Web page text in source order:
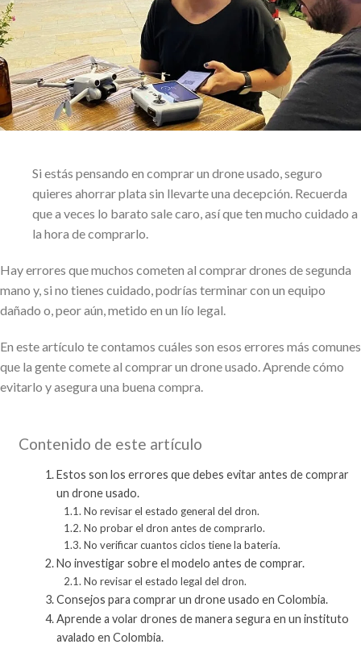
Si estás pensando en comprar un drone usado, seguro
quieres ahorrar plata sin llevarte una decepción. Recuerda
que a veces lo barato sale caro, así que ten mucho cuidado a
la hora de comprarlo.
Hay errores que muchos cometen al comprar drones de segunda
mano y, si no tienes cuidado, podrías terminar con un equipo
dañado o, peor aún, metido en un lío legal.
En este artículo te contamos cuáles son esos errores más comunes
que la gente comete al comprar un drone usado. Aprende cómo
evitarlo y asegura una buena compra.
Contenido de este artículo
Estos son los errores que debes evitar antes de comprar
un drone usado.
No revisar el estado general del dron.
No probar el dron antes de comprarlo.
No verificar cuantos ciclos tiene la batería.
No investigar sobre el modelo antes de comprar.
No revisar el estado legal del dron.
Consejos para comprar un drone usado en Colombia.
Aprende a volar drones de manera segura en un instituto
avalado en Colombia.